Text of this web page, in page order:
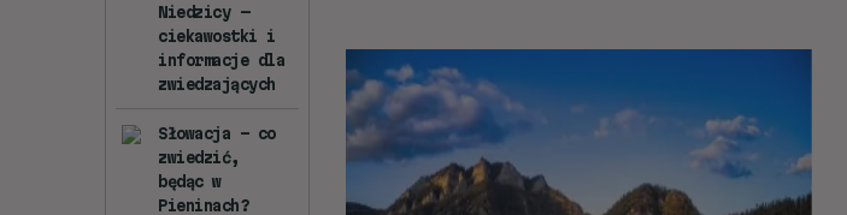
Niedzicy —
ciekawostki i
informacje dla
zwiedzających
Słowacja – co
zwiedzić,
będąc w
Pieninach?